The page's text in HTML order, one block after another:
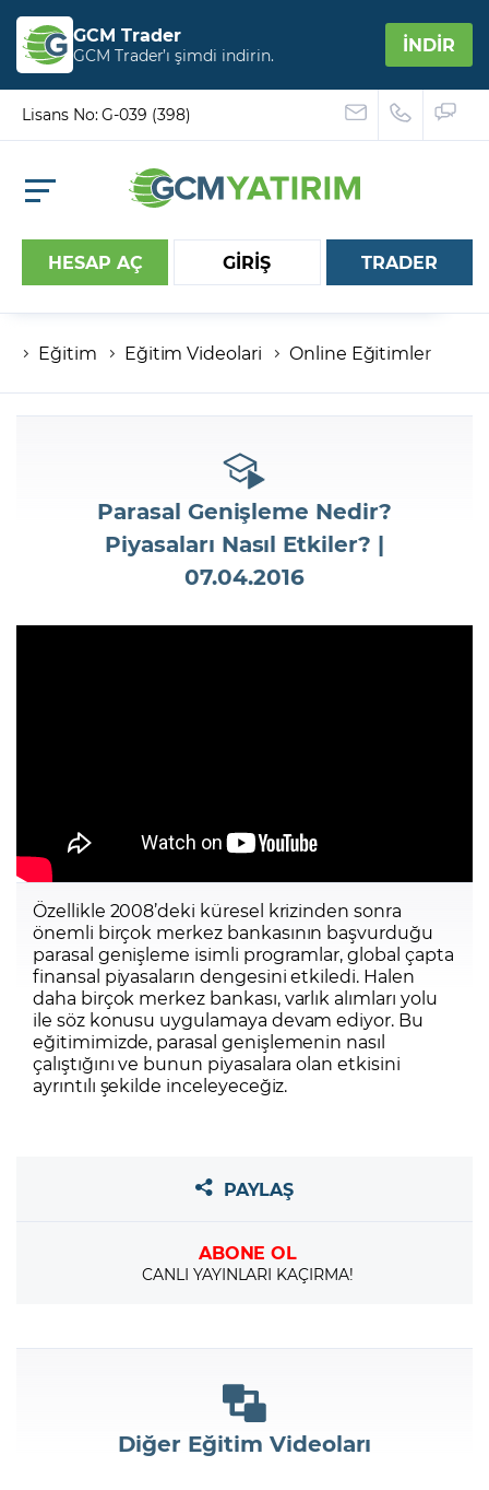
GCM Trader
GCM Trader’ı şimdi indirin. İNDİR
Lisans No: G-039 (398)
HESAP AÇ GİRİŞ
Hesap numaranız
Şifreniz
Şifremi Unuttum
TRADER
Eğitim Eğitim Videolari Online Eğitimler
Parasal Genişleme Nedir?
Piyasaları Nasıl Etkiler? |
07.04.2016
Özellikle 2008’deki küresel krizinden sonra
önemli birçok merkez bankasının başvurduğu
parasal genişleme isimli programlar, global çapta
finansal piyasaların dengesini etkiledi. Halen
daha birçok merkez bankası, varlık alımları yolu
ile söz konusu uygulamaya devam ediyor. Bu
eğitimimizde, parasal genişlemenin nasıl
çalıştığını ve bunun piyasalara olan etkisini
ayrıntılı şekilde inceleyeceğiz.
PAYLAŞ
ABONE OL
CANLI YAYINLARI KAÇIRMA!
Diğer Eğitim Videoları